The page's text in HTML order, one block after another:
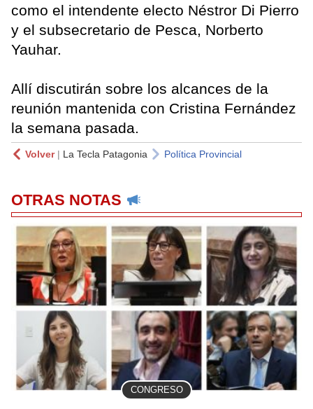
como el intendente electo Néstror Di Pierro
y el subsecretario de Pesca, Norberto
Yauhar.
Allí discutirán sobre los alcances de la
reunión mantenida con Cristina Fernández
la semana pasada.
Volver| La Tecla Patagonia Política Provincial
OTRAS NOTAS
CONGRESO